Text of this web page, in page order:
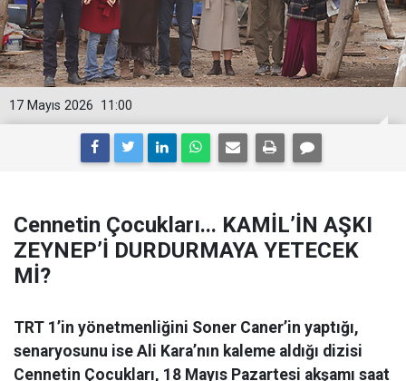
11:00
17 Mayıs 2026
Cennetin Çocukları... KAMİL’İN AŞKI
ZEYNEP’İ DURDURMAYA YETECEK
Mİ?
TRT 1’in yönetmenliğini Soner Caner’in yaptığı,
senaryosunu ise Ali Kara’nın kaleme aldığı dizisi
Cennetin Çocukları, 18 Mayıs Pazartesi akşamı saat